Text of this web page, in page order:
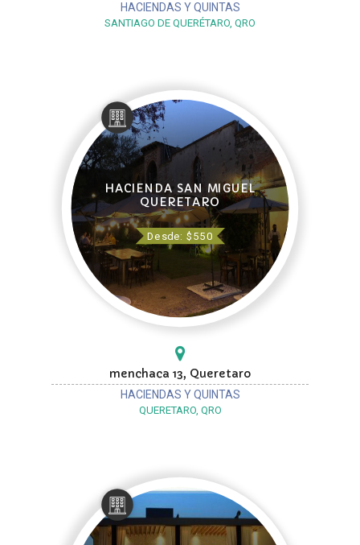
HACIENDAS Y QUINTAS
SANTIAGO DE QUERÉTARO, QRO
HACIENDA SAN MIGUEL
QUERETARO
Desde: $550
menchaca 13, Queretaro
HACIENDAS Y QUINTAS
QUERETARO, QRO